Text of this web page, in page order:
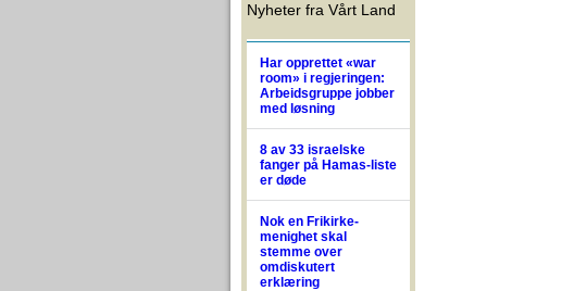
Nyheter fra Vårt Land
Har opprettet «war
room» i regjeringen:
Arbeidsgruppe jobber
med løsning
8 av 33 israelske
fanger på Hamas-liste
er døde
Nok en Frikirke-
menighet skal
stemme over
omdiskutert
erklæring